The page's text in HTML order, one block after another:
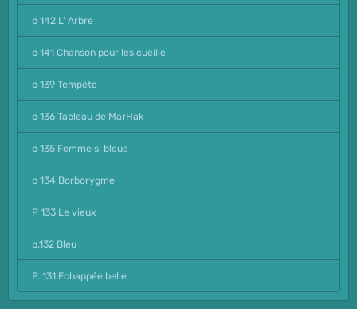
p 142 L' Arbre
p 141 Chanson pour les cueille
p 139 Tempête
p 136 Tableau de MarHak
p 135 Femme si bleue
p 134 Borborygme
P 133 Le vieux
p.132 Bleu
P. 131 Echappée belle